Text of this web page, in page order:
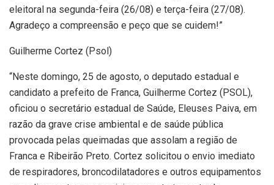
eleitoral na segunda-feira (26/08) e terça-feira (27/08).
Agradeço a compreensão e peço que se cuidem!”
Guilherme Cortez (Psol)
“Neste domingo, 25 de agosto, o deputado estadual e
candidato a prefeito de Franca, Guilherme Cortez (PSOL),
oficiou o secretário estadual de Saúde, Eleuses Paiva, em
razão da grave crise ambiental e de saúde pública
provocada pelas queimadas que assolam a região de
Franca e Ribeirão Preto. Cortez solicitou o envio imediato
de respiradores, broncodilatadores e outros equipamentos